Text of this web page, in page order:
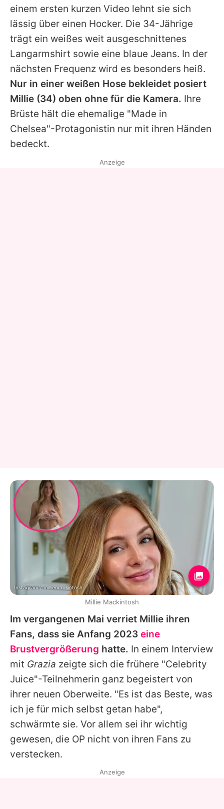
Nutzungsbedingungen
Utiq verwalten
einem ersten kurzen Video lehnt sie sich
lässig über einen Hocker. Die 34-Jährige
trägt ein weißes weit ausgeschnittenes
Langarmshirt sowie eine blaue Jeans. In der
nächsten Frequenz wird es besonders heiß.
Nur in einer weißen Hose bekleidet posiert
Millie (34) oben ohne für die Kamera. Ihre
Brüste hält die ehemalige "Made in
Chelsea"-Protagonistin nur mit ihren Händen
bedeckt.
Im vergangenen Mai verriet Millie ihren
Fans, dass sie Anfang 2023 eine
Brustvergrößerung hatte. In einem Interview
mit Grazia zeigte sich die frühere "Celebrity
Juice"-Teilnehmerin ganz begeistert von
ihrer neuen Oberweite. "Es ist das Beste, was
ich je für mich selbst getan habe",
schwärmte sie. Vor allem sei ihr wichtig
gewesen, die OP nicht von ihren Fans zu
verstecken.
Anzeige
Instagram / milliemackintosh
Millie Mackintosh
Anzeige